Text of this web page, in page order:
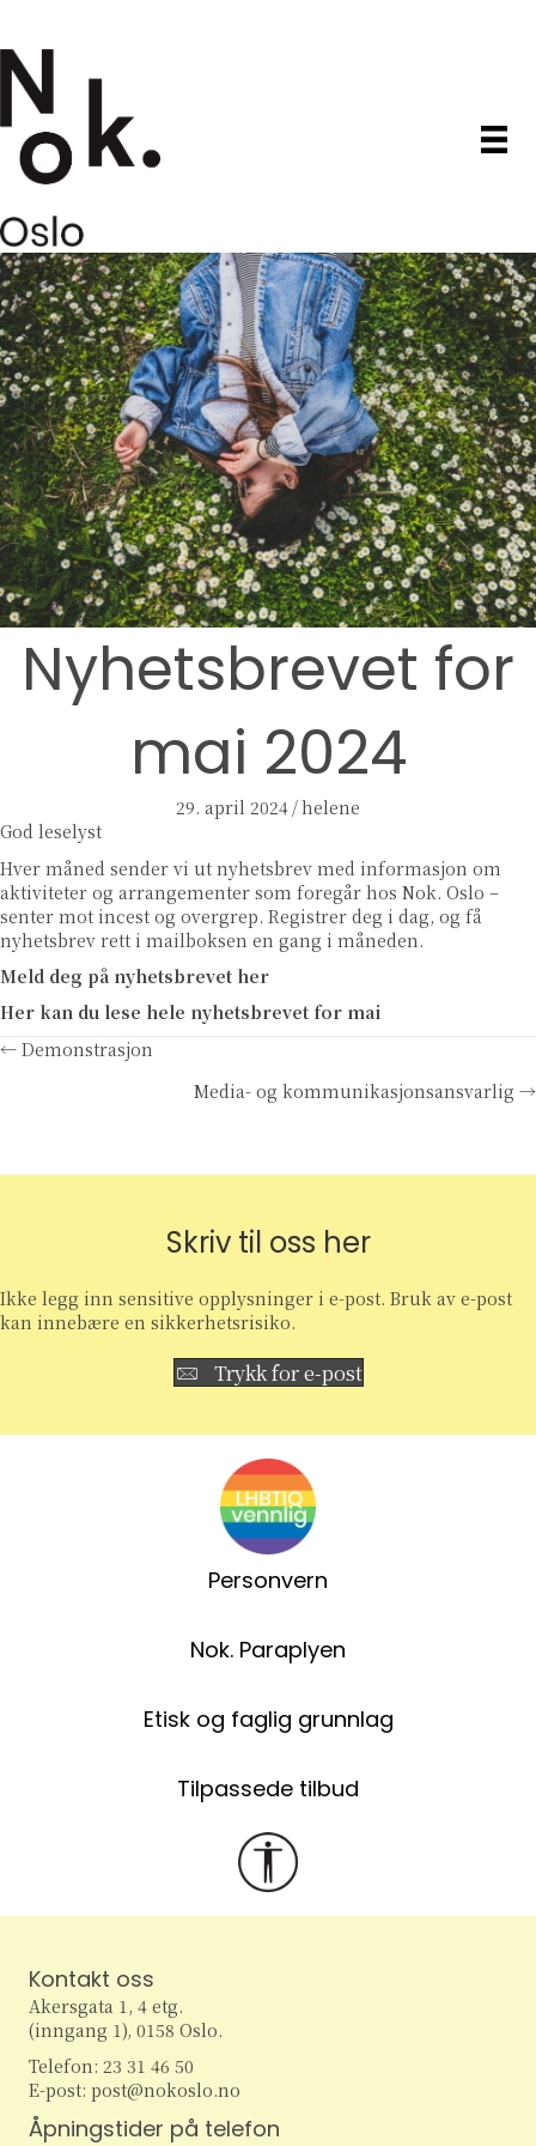
Nyhetsbrevet for
mai 2024
29. april 2024/helene
God leselyst
Hver måned sender vi ut nyhetsbrev med informasjon om
aktiviteter og arrangementer som foregår hos Nok. Oslo –
senter mot incest og overgrep. Registrer deg i dag, og få
nyhetsbrev rett i mailboksen en gang i måneden.
Meld deg på nyhetsbrevet her
Her kan du lese hele nyhetsbrevet for mai
Posts
← Demonstrasjon
Media- og kommunikasjonsansvarlig →
Skriv til oss her
Ikke legg inn sensitive opplysninger i e-post. Bruk av e-post
kan innebære en sikkerhetsrisiko.
Trykk for e-post
Personvern
Nok. Paraplyen
Etisk og faglig grunnlag
Tilpassede tilbud
Kontakt oss
Akersgata 1, 4 etg.
(inngang 1), 0158 Oslo.
Telefon: 23 31 46 50
E-post: post@nokoslo.no
Åpningstider på telefon